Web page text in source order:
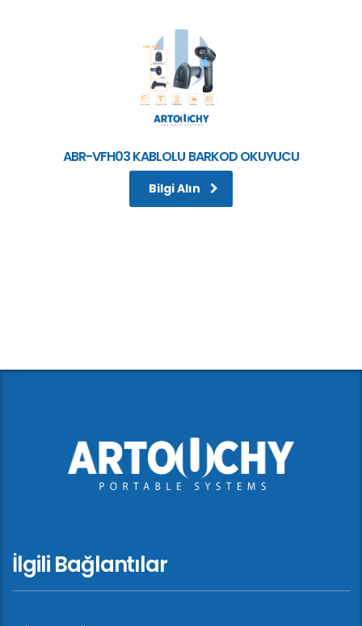
ABR-VFH03 KABLOLU BARKOD OKUYUCU
Bilgi Alın
İlgili Bağlantılar